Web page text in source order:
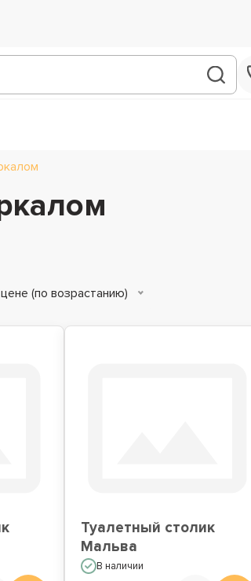
(по возрастанию)
Туалетный столик
Мальва
В наличии